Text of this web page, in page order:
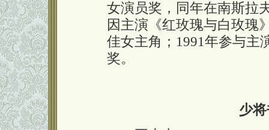
女演员奖，同年在南斯拉
因主演《红玫瑰与白玫瑰
佳女主角；1991年参与主
奖。
少